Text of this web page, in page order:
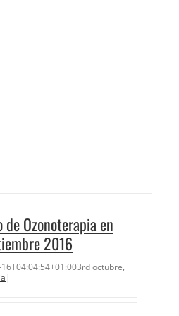
de Ozonoterapia en
2016
3rd octubre,
|